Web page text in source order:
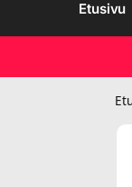
Etusivu